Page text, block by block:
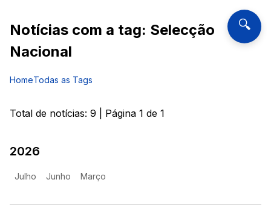
🔍
Notícias com a tag: Selecção
Nacional
HomeTodas as Tags
Total de notícias: 9 | Página 1 de 1
2026
Julho Junho Março